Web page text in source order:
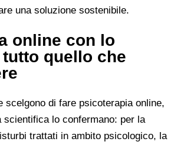
una soluzione sostenibile.
online con lo
quello che
scelgono di fare psicoterapia online,
lo confermano: per la
trattati in ambito psicologico, la